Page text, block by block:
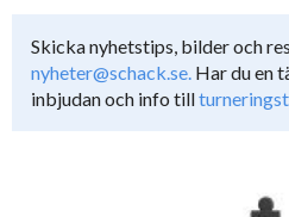
Skicka nyhetstips, bilder och
nyheter@schack.se. Har du en
inbjudan och info till